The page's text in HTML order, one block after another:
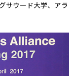
サウード大学、アラ